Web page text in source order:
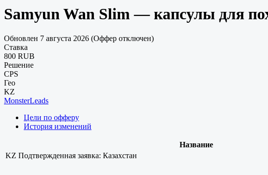
Samyun Wan Slim — капсулы для
Обновлен 7 августа 2026 (Оффер отключен)
Ставка
800 RUB
Решение
CPS
Гео
KZ
MonsterLeads
Цели по офферу
История изменений
Название
KZ Подтвержденная заявка: Казахстан